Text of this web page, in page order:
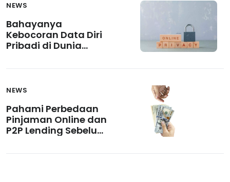
NEWS
Bahayanya
Kebocoran Data Diri
Pribadi di Dunia
NEWS
Pahami Perbedaan
Pinjaman Online dan
P2P Lending Sebelum